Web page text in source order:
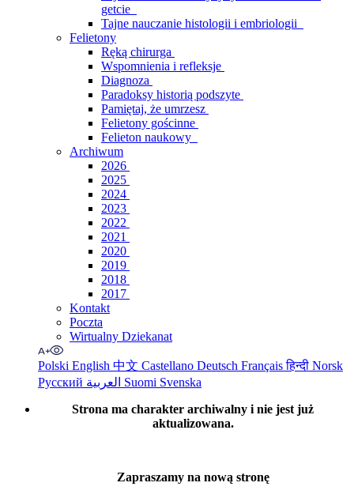
getcie
Tajne nauczanie histologii i embriologii
Felietony
Ręką chirurga
Wspomnienia i refleksje
Diagnoza
Paradoksy historią podszyte
Pamiętaj, że umrzesz
Felietony gościnne
Felieton naukowy
Archiwum
2026
2025
2024
2023
2022
2021
2020
2019
2018
2017
Kontakt
Poczta
Wirtualny Dziekanat
Polski English 中文 Castellano Deutsch Françaisहिन्दी Norsk
Русский
Suomi Svenska
Strona ma charakter archiwalny i nie jest już
aktualizowana.
Zapraszamy na nową stronę